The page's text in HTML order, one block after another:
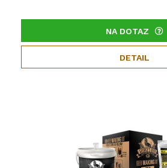
NA DOTAZ
DETAIL